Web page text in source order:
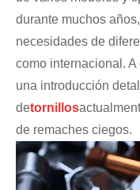
durante muchos
necesidades de
como internacional.
una introducción
detornillos
de remaches ciegos.